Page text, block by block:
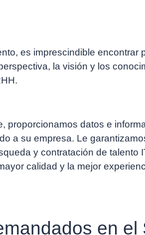
es imprescindible
la visión y los
proporcionamos datos e
a su empresa. Le
y contratación de talento
calidad y la mejor
en el